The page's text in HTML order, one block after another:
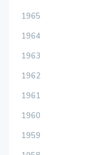
1965
1964
1963
1962
1961
1960
1959